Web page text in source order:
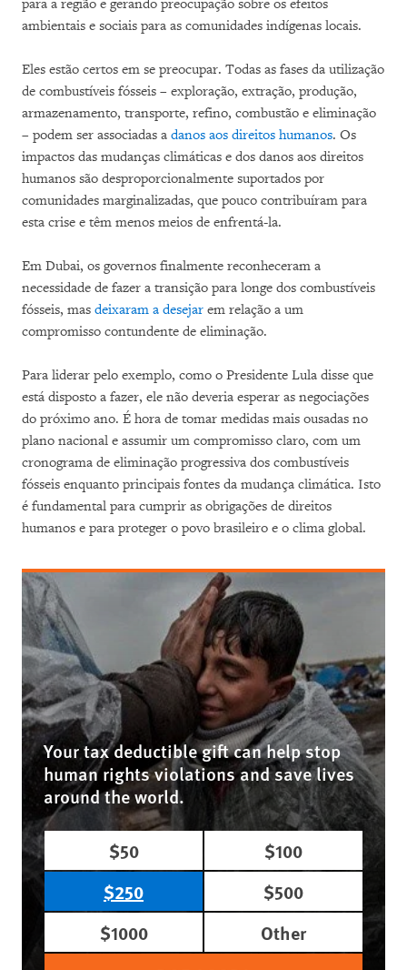
para a região e gerando preocupação sobre os efeitos
ambientais e sociais para as comunidades indígenas locais.
Eles estão certos em se preocupar. Todas as fases da utilização
de combustíveis fósseis – exploração, extração, produção,
armazenamento, transporte, refino, combustão e eliminação
– podem ser associadas a danos aos direitos humanos. Os
impactos das mudanças climáticas e dos danos aos direitos
humanos são desproporcionalmente suportados por
comunidades marginalizadas, que pouco contribuíram para
esta crise e têm menos meios de enfrentá-la.
Em Dubai, os governos finalmente reconheceram a
necessidade de fazer a transição para longe dos combustíveis
fósseis, mas deixaram a desejar em relação a um
compromisso contundente de eliminação.
Para liderar pelo exemplo, como o Presidente Lula disse que
está disposto a fazer, ele não deveria esperar as negociações
do próximo ano. É hora de tomar medidas mais ousadas no
plano nacional e assumir um compromisso claro, com um
cronograma de eliminação progressiva dos combustíveis
fósseis enquanto principais fontes da mudança climática. Isto
é fundamental para cumprir as obrigações de direitos
humanos e para proteger o povo brasileiro e o clima global.
Your tax deductible gift can help stop
human rights violations and save lives
around the world.
$50
$100
$250
$500
$1000
Other